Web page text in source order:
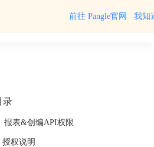
前往 Pangle官网 我知
后可查看全部文档
录
添加通用广告网络
报表&创编API权限
授权说明